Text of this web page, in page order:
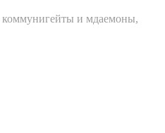
коммунигейты и мдаемоны,